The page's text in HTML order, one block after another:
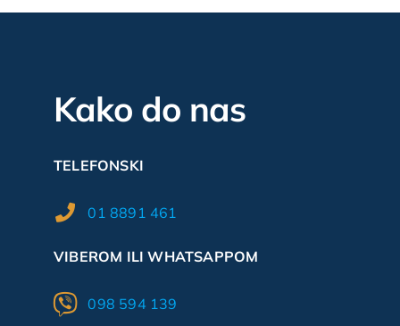
Kako do nas
TELEFONSKI
01 8891 461
VIBEROM ILI WHATSAPPOM
098 594 139